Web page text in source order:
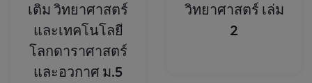
เติม วิทยาศาสตร์
และเทคโนโลยี
โลกดาราศาสตร์
และอวกาศ ม.5
วิทยาศาสตร์ เล่ม
2